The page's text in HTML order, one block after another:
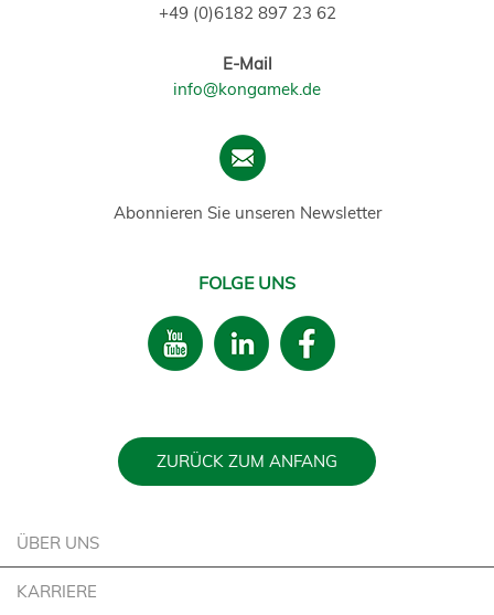
+49 (0)6182 897 23 62
E-Mail
info@kongamek.de
Abonnieren Sie unseren Newsletter
FOLGE UNS
ZURÜCK ZUM ANFANG
ÜBER UNS
KARRIERE